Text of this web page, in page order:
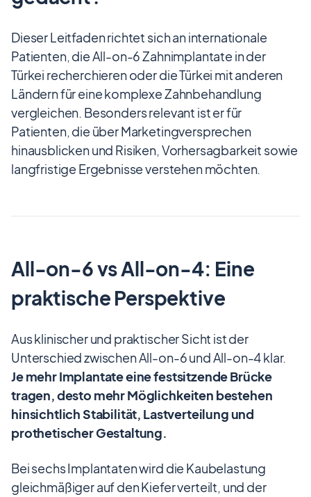
Dieser Leitfaden richtet sich an internationale
Patienten, die All-on-6 Zahnimplantate in der
Türkei recherchieren oder die Türkei mit anderen
Ländern für eine komplexe Zahnbehandlung
vergleichen. Besonders relevant ist er für
Patienten, die über Marketingversprechen
hinausblicken und Risiken, Vorhersagbarkeit sowie
langfristige Ergebnisse verstehen möchten.
All-on-6 vs All-on-4: Eine
praktische Perspektive
Aus klinischer und praktischer Sicht ist der
Unterschied zwischen All-on-6 und All-on-4 klar.
Je mehr Implantate eine festsitzende Brücke
tragen, desto mehr Möglichkeiten bestehen
hinsichtlich Stabilität, Lastverteilung und
prothetischer Gestaltung.
Bei sechs Implantaten wird die Kaubelastung
gleichmäßiger auf den Kiefer verteilt, und der